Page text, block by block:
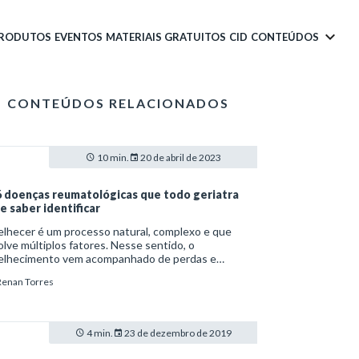
EVENTOS MATERIAIS GRATUITOS CID CONTEÚDOS
CONTEÚDOS RELACIONADOS
10 min. 20 de abril de 2023
doenças reumatológicas que todo geriatra
saber identificar
é um processo natural, complexo e que
múltiplos fatores. Nesse sentido, o
vem acompanhado de perdas e
Dentre as principais doenças, destacam-
de limitação, dependência e fragilidade ao
Torres
4 min. 23 de dezembro de 2019